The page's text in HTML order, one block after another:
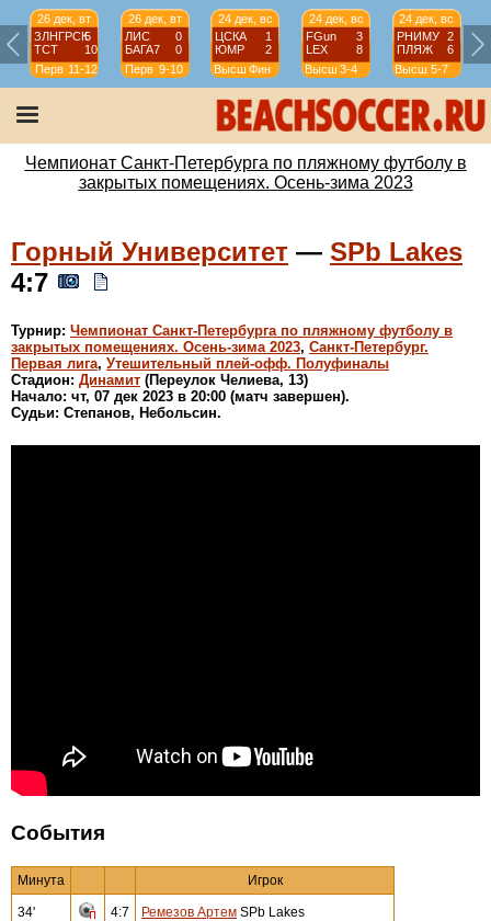
26 дек, вт
ЗЛНГРСК5
ТСТ
10
Перв 11-12
26 дек, вт
ЛИС
0
БАГА7
0
Перв 9-10
24 дек, вс
ЦСКА
1
ЮМР
2
Высш Фин
24 дек, вс
FGun
3
LEX
8
Высш 3-4
24 дек, вс
РНИМУ
2
ПЛЯЖ
6
Высш 5-7
Чемпионат Санкт-Петербурга по пляжному футболу в
закрытых помещениях. Осень-зима 2023
Горный Университет — SPb Lakes
4:7
Турнир: Чемпионат Санкт-Петербурга по пляжному футболу в
закрытых помещениях. Осень-зима 2023, Санкт-Петербург.
Первая лига, Утешительный плей-офф. Полуфиналы
Стадион: Динамит (Переулок Челиева, 13)
Начало: чт, 07 дек 2023 в 20:00 (матч завершен).
Судьи: Степанов, Небольсин.
События
Минута Игрок
34' 4:7 Ремезов Артем SPb Lakes